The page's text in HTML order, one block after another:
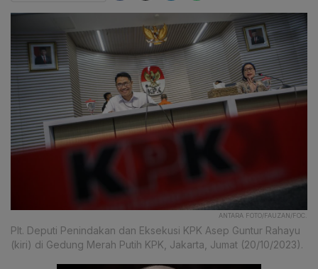
ANTARA FOTO/FAUZAN/FOC.
Plt. Deputi Penindakan dan Eksekusi KPK Asep Guntur Rahayu
(kiri) di Gedung Merah Putih KPK, Jakarta, Jumat (20/10/2023).